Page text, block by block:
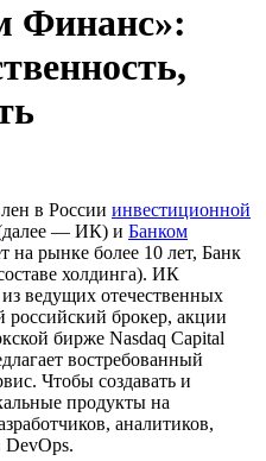
Финанс»:
в России инвестиционной
— ИК) и Банком
на рынке более 10 лет, Банк
холдинга). ИК
ведущих отечественных
брокер, акции
бирже Nasdaq Capital
востребованный
Чтобы создавать и
продукты на
аналитиков,
DevOps.